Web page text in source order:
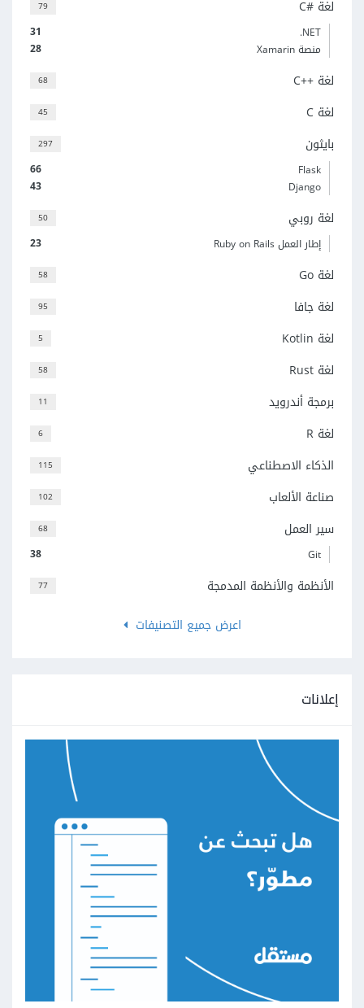
79 لغة C#‎
31
‎.NET
28
منصة Xamarin
68 لغة C++‎
45 لغة C
297 بايثون
66
Flask
43
Django
50 لغة روبي
23 إطار العمل Ruby on Rails
58 لغة Go
95 لغة جافا
5 لغة Kotlin
58 لغة Rust
11 برمجة أندرويد
6 لغة R
115 الذكاء الاصطناعي
102 صناعة الألعاب
68 سير العمل
38 Git
77
الأنظمة والأنظمة المدمجة
اعرض جميع التصنيفات
إعلانات